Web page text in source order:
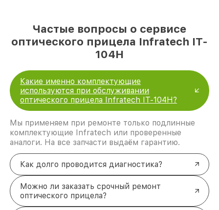
Частые вопросы о сервисе
оптического прицела Infratech IT-
104H
Какие именно комплектующие
используются при обслуживании
оптического прицела Infratech IT-104H?
Мы применяем при ремонте только подлинные
комплектующие Infratech или проверенные
аналоги. На все запчасти выдаём гарантию.
Как долго проводится диагностика?
Можно ли заказать срочный ремонт
оптического прицела?